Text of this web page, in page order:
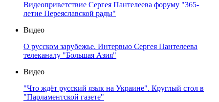
Видеоприветствие Сергея Пантелеева форуму "365-
летие Переяславской рады"
Видео
О русском зарубежье. Интервью Сергея Пантелеева
телеканалу "Большая Азия"
Видео
"Что ждёт русский язык на Украине". Круглый стол в
"Парламентской газете"